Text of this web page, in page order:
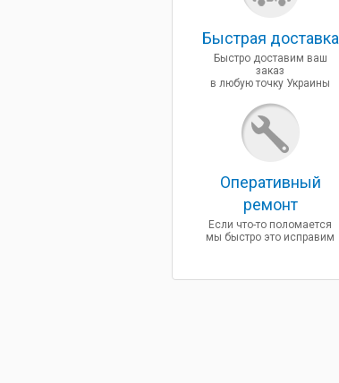
Быcтрая доставка
Быстро доставим ваш
заказ
в любую точку Украины
Оперативный
ремонт
Если что-то поломается
мы быстро это исправим